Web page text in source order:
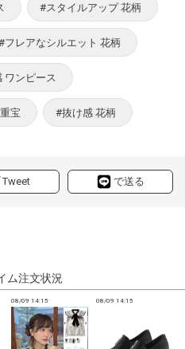
Tweet で送る
#スタイルアップ 花柄
フレアなシルエット 花柄
ワンピース
宝 #抜け感 花柄
ム注文状況
08/09 14:15 08/09 14:15